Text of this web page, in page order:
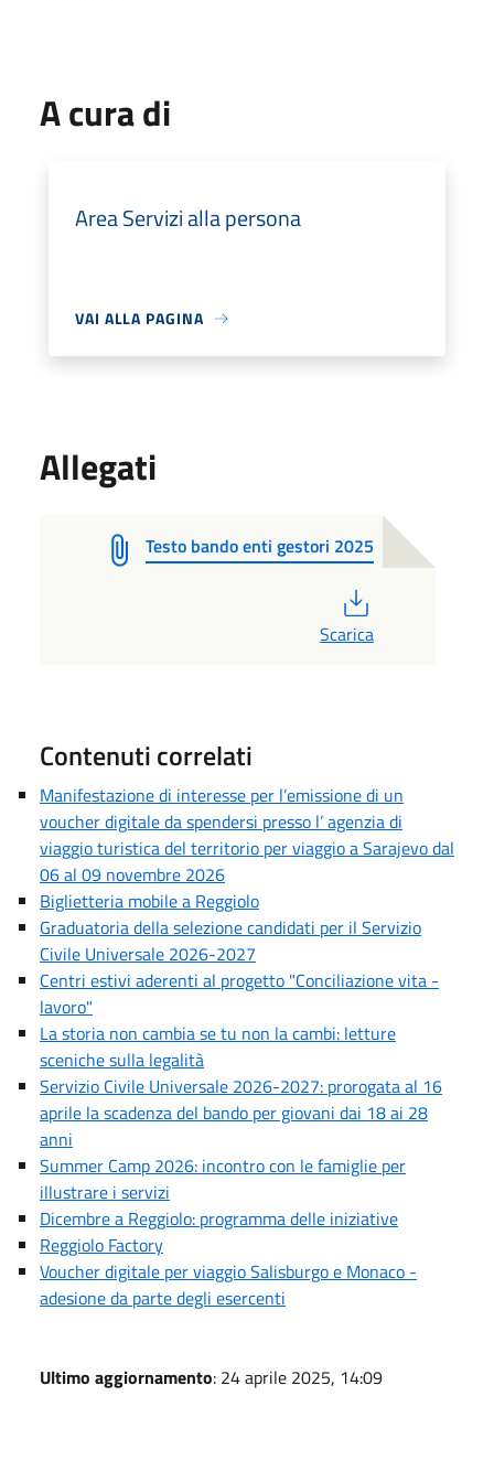
A cura di
Area Servizi alla persona
VAI ALLA PAGINA
Allegati
Testo bando enti gestori 2025
Scarica
Contenuti correlati
Manifestazione di interesse per l’emissione di un
voucher digitale da spendersi presso l’ agenzia di
viaggio turistica del territorio per viaggio a Sarajevo dal
06 al 09 novembre 2026
Biglietteria mobile a Reggiolo
Graduatoria della selezione candidati per il Servizio
Civile Universale 2026-2027
Centri estivi aderenti al progetto "Conciliazione vita -
lavoro"
La storia non cambia se tu non la cambi: letture
sceniche sulla legalità
Servizio Civile Universale 2026-2027: prorogata al 16
aprile la scadenza del bando per giovani dai 18 ai 28
anni
Summer Camp 2026: incontro con le famiglie per
illustrare i servizi
Dicembre a Reggiolo: programma delle iniziative
Reggiolo Factory
Voucher digitale per viaggio Salisburgo e Monaco -
adesione da parte degli esercenti
Ultimo aggiornamento: 24 aprile 2025, 14:09